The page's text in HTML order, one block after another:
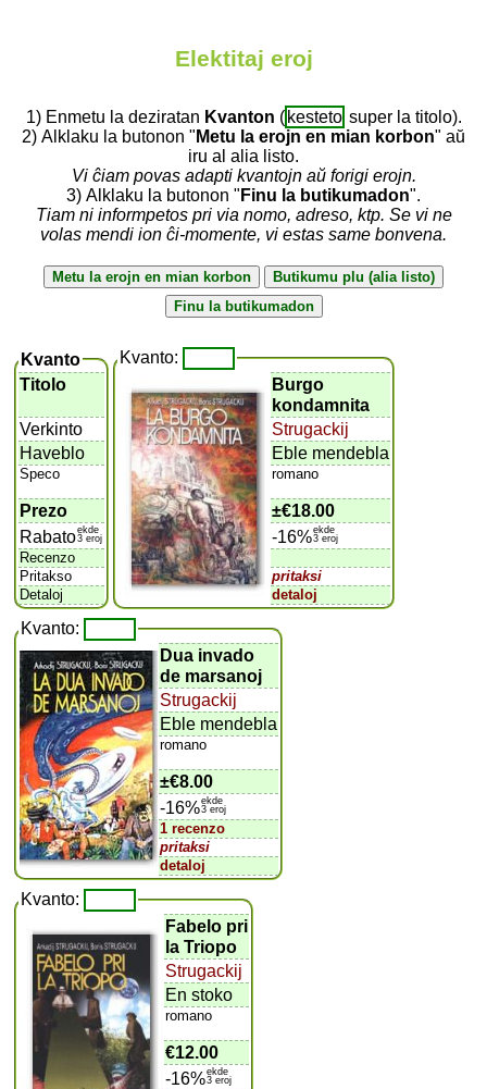
Elektitaj eroj
1) Enmetu la deziratan Kvanton ( kesteto super la titolo).
2) Alklaku la butonon " Metu la erojn en mian korbon" aŭ
iru al alia listo.
Vi ĉiam povas adapti kvantojn aŭ forigi erojn.
3) Alklaku la butonon " Finu la butikumadon".
Tiam ni informpetos pri via nomo, adreso, ktp. Se vi ne
volas mendi ion ĉi-momente, vi estas same bonvena.
Kvanto
Titolo
Verkinto
Haveblo
Speco
Prezo
Rabatoekde
3 eroj
Recenzo
Pritakso
Detaloj
Kvanto:
Burgo
kondamnita
Strugackij
Eble mendebla
romano
±€18.00
-16%ekde
3 eroj
pritaksi
detaloj
Kvanto:
Dua invado
de marsanoj
Strugackij
Eble mendebla
romano
±€8.00
-16%ekde
3 eroj
1 recenzo
pritaksi
detaloj
Kvanto:
Fabelo pri
la Triopo
Strugackij
En stoko
romano
€12.00
-16%ekde
3 eroj